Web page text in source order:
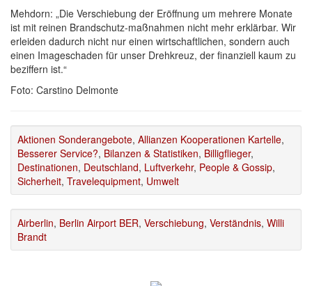
Mehdorn: „Die Verschiebung der Eröffnung um mehrere Monate
ist mit reinen Brandschutz-maßnahmen nicht mehr erklärbar. Wir
erleiden dadurch nicht nur einen wirtschaftlichen, sondern auch
einen Imageschaden für unser Drehkreuz, der finanziell kaum zu
beziffern ist.“
Foto: Carstino Delmonte
Aktionen Sonderangebote, Allianzen Kooperationen Kartelle,
Besserer Service?, Bilanzen & Statistiken, Billigflieger,
Destinationen, Deutschland, Luftverkehr, People & Gossip,
Sicherheit, Travelequipment, Umwelt
Airberlin, Berlin Airport BER, Verschiebung, Verständnis, Willi
Brandt